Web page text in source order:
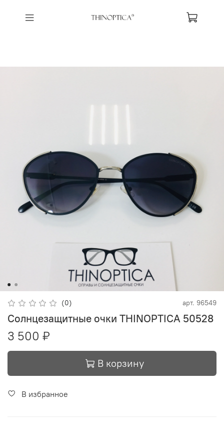
(0) арт. 96549
Солнцезащитные очки THINOPTICA 50528
3 500 ₽
В корзину
В избранное